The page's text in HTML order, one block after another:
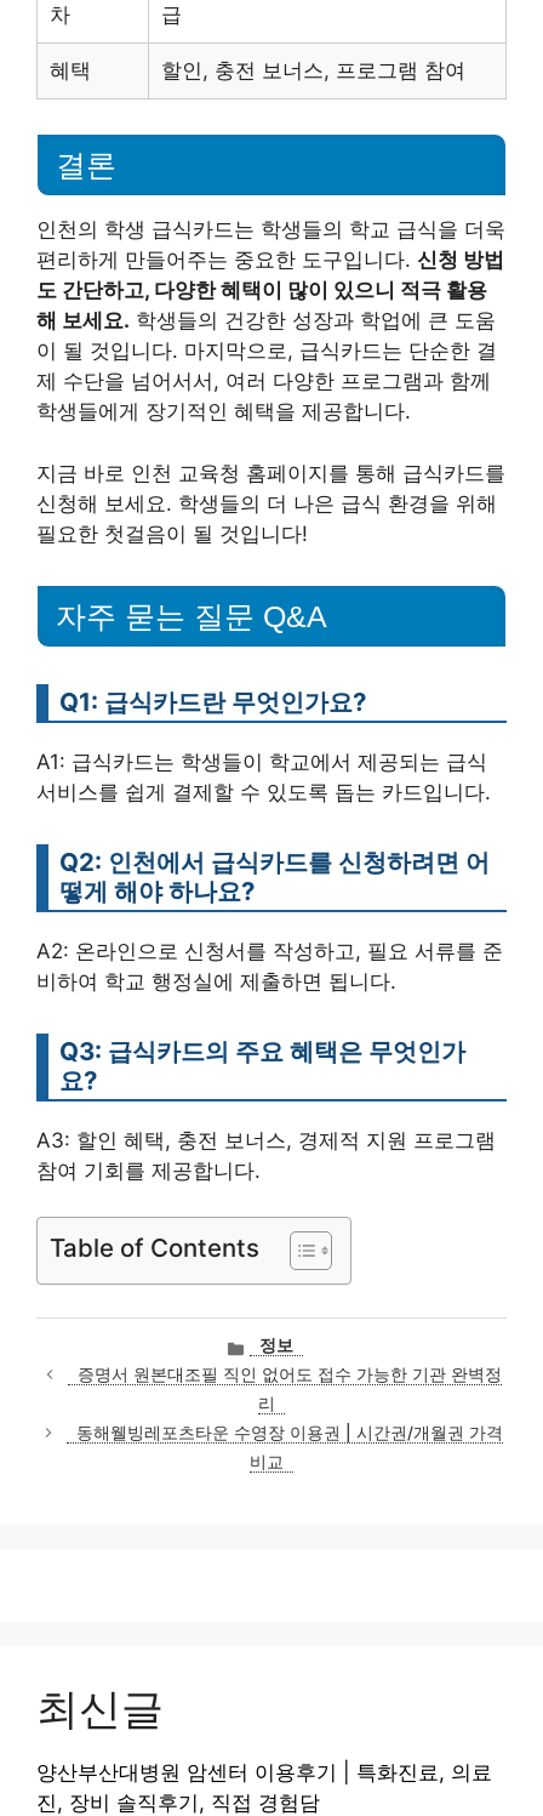
차
급
혜택 할인, 충전 보너스, 프로그램 참여
결론
인천의 학생 급식카드는 학생들의 학교 급식을 더욱
편리하게 만들어주는 중요한 도구입니다. 신청 방법
도 간단하고, 다양한 혜택이 많이 있으니 적극 활용
해 보세요. 학생들의 건강한 성장과 학업에 큰 도움
이 될 것입니다. 마지막으로, 급식카드는 단순한 결
제 수단을 넘어서서, 여러 다양한 프로그램과 함께
학생들에게 장기적인 혜택을 제공합니다.
지금 바로 인천 교육청 홈페이지를 통해 급식카드를
신청해 보세요. 학생들의 더 나은 급식 환경을 위해
필요한 첫걸음이 될 것입니다!
자주 묻는 질문 Q&A
Q1: 급식카드란 무엇인가요?
A1: 급식카드는 학생들이 학교에서 제공되는 급식
서비스를 쉽게 결제할 수 있도록 돕는 카드입니다.
Q2: 인천에서 급식카드를 신청하려면 어
떻게 해야 하나요?
A2: 온라인으로 신청서를 작성하고, 필요 서류를 준
비하여 학교 행정실에 제출하면 됩니다.
Q3: 급식카드의 주요 혜택은 무엇인가
요?
A3: 할인 혜택, 충전 보너스, 경제적 지원 프로그램
참여 기회를 제공합니다.
Table of Contents
카
테
고
리
정보
증명서 원본대조필 직인 없어도 접수 가능한 기관 완벽정
리
동해웰빙레포츠타운 수영장 이용권 | 시간권/개월권 가격
비교
최신글
양산부산대병원 암센터 이용후기 | 특화진료, 의료
진, 장비 솔직후기, 직접 경험담